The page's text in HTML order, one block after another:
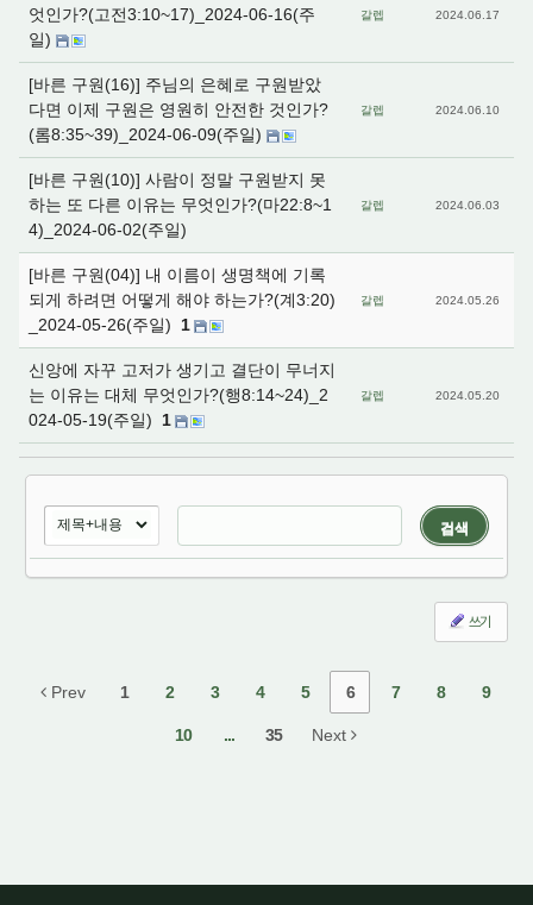
엇인가?(고전3:10~17)_2024-06-16(주
일)
갈렙 2024.06.17
[바른 구원(16)] 주님의 은혜로 구원받았
다면 이제 구원은 영원히 안전한 것인가?
(롬8:35~39)_2024-06-09(주일)
갈렙 2024.06.10
[바른 구원(10)] 사람이 정말 구원받지 못
하는 또 다른 이유는 무엇인가?(마22:8~1
4)_2024-06-02(주일)
갈렙 2024.06.03
[바른 구원(04)] 내 이름이 생명책에 기록
되게 하려면 어떻게 해야 하는가?(계3:20)
_2024-05-26(주일)
1
갈렙 2024.05.26
신앙에 자꾸 고저가 생기고 결단이 무너지
는 이유는 대체 무엇인가?(행8:14~24)_2
024-05-19(주일)
1
갈렙 2024.05.20
검색
쓰기
Prev 1 2 3 4 5 6 7 8 9
10 ... 35 Next